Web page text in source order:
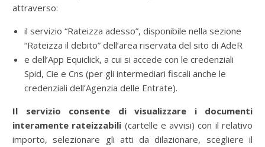
attraverso:
il servizio “Rateizza adesso”, disponibile nella sezione
“Rateizza il debito” dell’area riservata del sito di AdeR
e dell’App Equiclick, a cui si accede con le credenziali
Spid, Cie e Cns (per gli intermediari fiscali anche le
credenziali dell’Agenzia delle Entrate).
Il servizio consente di visualizzare i documenti
interamente rateizzabili (cartelle e avvisi) con il relativo
importo, selezionare gli atti da dilazionare, scegliere il